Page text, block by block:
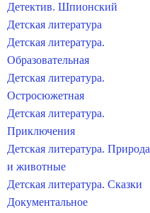
Детектив. Шпионский
Детская литература
Детская литература.
Образовательная
Детская литература.
Остросюжетная
Детская литература.
Приключения
Детская литература. Природа
и животные
Детская литература. Сказки
Документальное